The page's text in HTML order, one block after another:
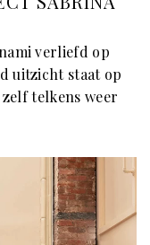
verliefd op
uitzicht staat op
telkens weer